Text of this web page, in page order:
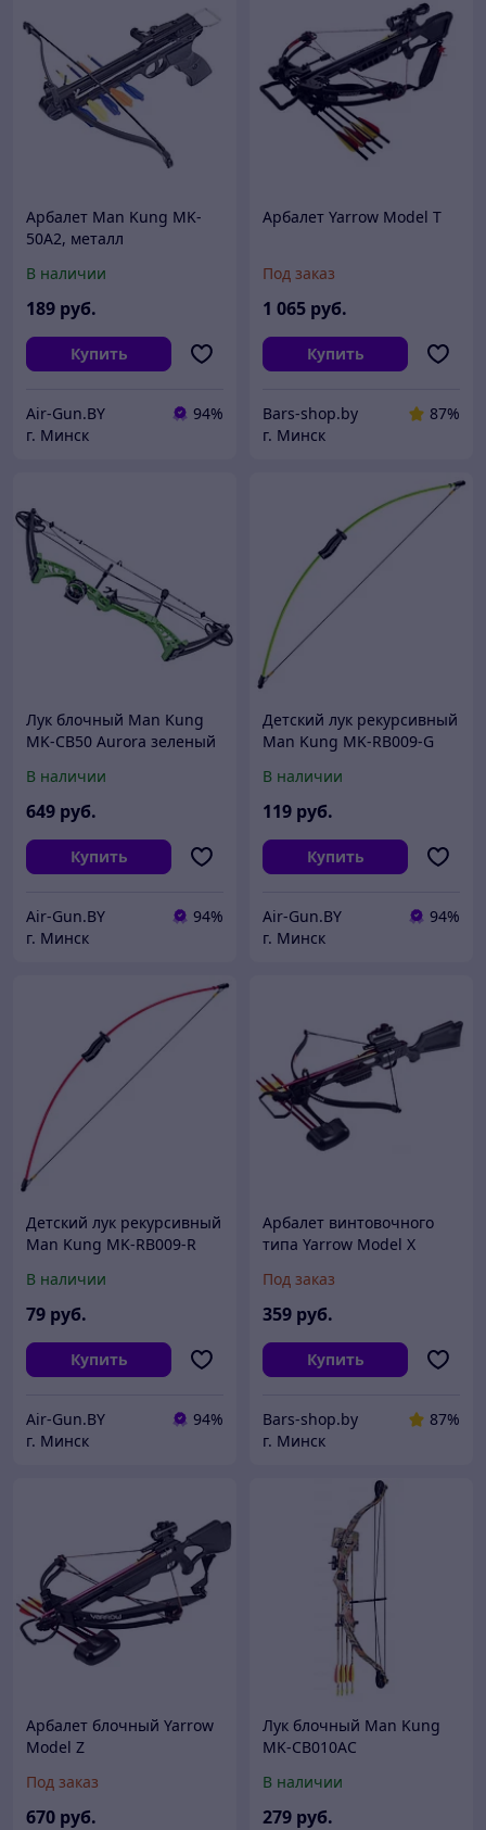
Арбалет Man Kung MK-
50A2, металл
В наличии
189 руб.
Купить
Air-Gun.BY
94%
г. Минск
Арбалет Yarrow Model T
Под заказ
1 065 руб.
Купить
Bars-shop.by
87%
г. Минск
Лук блочный Man Kung
MK-CB50 Aurora зеленый
В наличии
649 руб.
Купить
Air-Gun.BY
94%
г. Минск
Детский лук рекурсивный
Man Kung MK-RB009-G
рукоять) 93см
В наличии
119 руб.
Купить
Air-Gun.BY
94%
г. Минск
Детский лук рекурсивный
Man Kung MK-RB009-R
рукоять) 93см
В наличии
79 руб.
Купить
Air-Gun.BY
94%
г. Минск
Арбалет винтовочного
типа Yarrow Model X
Под заказ
359 руб.
Купить
Bars-shop.by
87%
г. Минск
Арбалет блочный Yarrow
Model Z
Под заказ
670 руб.
Лук блочный Man Kung
MK-CB010AC
В наличии
279 руб.